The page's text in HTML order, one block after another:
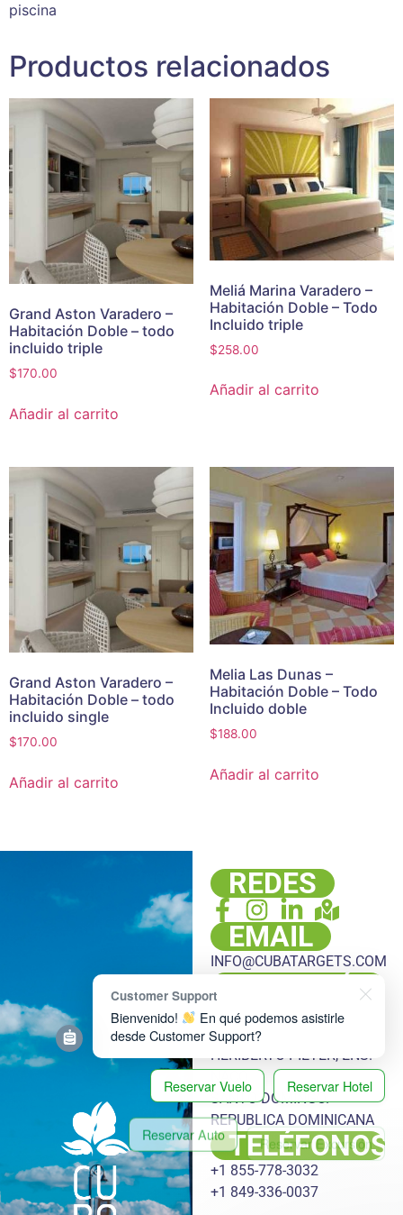
piscina
Productos relacionados
Grand Aston Varadero –
Habitación Doble – todo
incluido triple
$170.00
Añadir al carrito
Meliá Marina Varadero –
Habitación Doble – Todo
Incluido triple
$258.00
Añadir al carrito
Grand Aston Varadero –
Habitación Doble – todo
incluido single
$170.00
Añadir al carrito
Melia Las Dunas –
Habitación Doble – Todo
Incluido doble
$188.00
Añadir al carrito
REDES
EMAIL
INFO@CUBATARGETS.COM
DIRECCIÓN
PLAZA HACHÉ, LOCAL 108,
ESQ. LUIS LEMBERT Y DR.
HERIBERTO PIETER, ENS.
SANTO DOMINGO.
REPUBLICA DOMINICANA
TELÉFONOS
+1 855-778-3032
+1 849-336-0037
Customer Support
Bienvenido!
En qué podemos asistirle
desde Customer Support?
Reservar Vuelo Reservar Hotel
Reservar Auto Reservar Excursión
Reservar Transfer